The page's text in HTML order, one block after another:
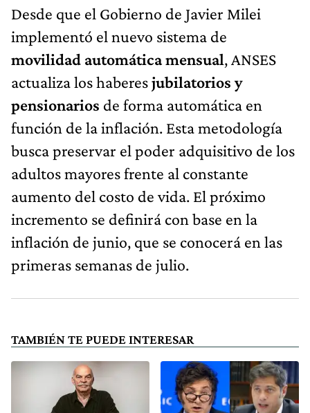
Desde que el Gobierno de Javier Milei
implementó el nuevo sistema de
movilidad automática mensual, ANSES
actualiza los haberesjubilatorios y
pensionarios de forma automática en
función de la inflación. Esta metodología
busca preservar el poder adquisitivo de los
adultos mayores frente al constante
aumento del costo de vida. El próximo
incremento se definirá con base en la
inflación de junio, que se conocerá en las
primeras semanas de julio.
TAMBIÉN TE PUEDE INTERESAR